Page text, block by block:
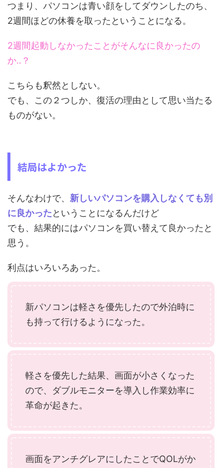
つまり、パソコンは青い顔をしてダウンしたのち、
2週間ほどの休養を取ったということになる。
2週間起動しなかったことがそんなに良かったの
か‥？
こちらも釈然としない。
でも、この２つしか、復活の理由として思い当たる
ものがない。
結局はよかった
そんなわけで、 新しいパソコンを購入しなくても別
に良かったということになるんだけど
でも、結果的にはパソコンを買い替えて良かったと
思う。
利点はいろいろあった。
新パソコンは軽さを優先したので外泊時に
も持って行けるようになった。
軽さを優先した結果、画面が小さくなった
ので、ダブルモニターを導入し作業効率に
革命が起きた。
画面をアンチグレアにしたことでQOLがか